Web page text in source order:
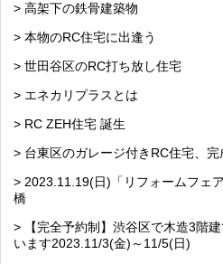
> 高架下の鉄骨建築物
> 本物のRC住宅に出逢う
> 世田谷区のRC打ち放し住宅
> エネカリプラスとは
> RC ZEH住宅 誕生
> 台東区のガレージ付きRC住宅、完
> 2023.11.19(日)「リフォームフェ
橋
> 【完全予約制】渋谷区で木造3階
います2023.11/3(金)～11/5(日)